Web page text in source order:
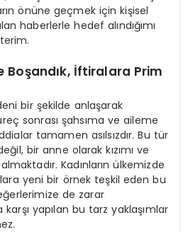
önüne geçmek için kişisel
haberlerle hedef alındığımı
Boşandık, İftiralara Prim
bir şekilde anlaşarak
sonrası şahsıma ve aileme
tamamen asılsızdır. Bu tür
bir anne olarak kızımı ve
Kadınların ülkemizde
yeni bir örnek teşkil eden bu
de zarar
yapılan bu tarz yaklaşımlar